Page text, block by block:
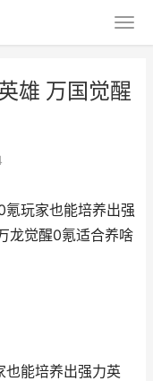
雄 万国觉醒
玩家也能培养出强
龙觉醒0氪适合养啥
能培养出强力英